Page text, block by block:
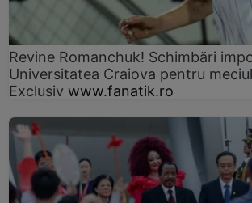
Revine Romanchuk! Schimbări
Universitatea Craiova pentru
Exclusiv www.fanatik.ro